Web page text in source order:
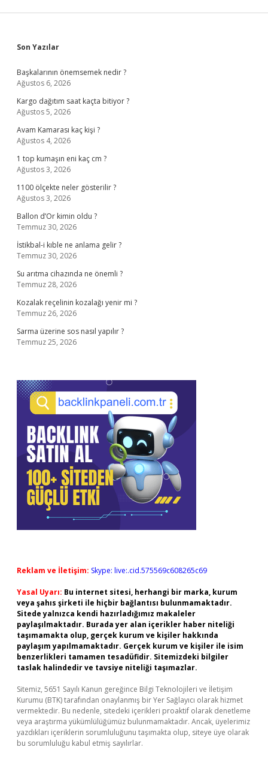
Sidebar
Son Yazılar
Başkalarının önemsemek nedir ?
Ağustos 6, 2026
Kargo dağıtım saat kaçta bitiyor ?
Ağustos 5, 2026
Avam Kamarası kaç kişi ?
Ağustos 4, 2026
1 top kumaşın eni kaç cm ?
Ağustos 3, 2026
1100 ölçekte neler gösterilir ?
Ağustos 3, 2026
Ballon d’Or kimin oldu ?
Temmuz 30, 2026
İstikbal-i kıble ne anlama gelir ?
Temmuz 30, 2026
Su arıtma cihazında ne önemli ?
Temmuz 28, 2026
Kozalak reçelinin kozalağı yenir mi ?
Temmuz 26, 2026
Sarma üzerine sos nasıl yapılır ?
Temmuz 25, 2026
Reklam ve İletişim: Skype: live:.cid.575569c608265c69
Yasal Uyarı: Bu internet sitesi, herhangi bir marka, kurum
veya şahıs şirketi ile hiçbir bağlantısı bulunmamaktadır.
Sitede yalnızca kendi hazırladığımız makaleler
paylaşılmaktadır. Burada yer alan içerikler haber niteliği
taşımamakta olup, gerçek kurum ve kişiler hakkında
paylaşım yapılmamaktadır. Gerçek kurum ve kişiler ile isim
benzerlikleri tamamen tesadüfidir. Sitemizdeki bilgiler
taslak halindedir ve tavsiye niteliği taşımazlar.
Sitemiz, 5651 Sayılı Kanun gereğince Bilgi Teknolojileri ve İletişim
Kurumu (BTK) tarafından onaylanmış bir Yer Sağlayıcı olarak hizmet
vermektedir. Bu nedenle, sitedeki içerikleri proaktif olarak denetleme
veya araştırma yükümlülüğümüz bulunmamaktadır. Ancak, üyelerimiz
yazdıkları içeriklerin sorumluluğunu taşımakta olup, siteye üye olarak
bu sorumluluğu kabul etmiş sayılırlar.